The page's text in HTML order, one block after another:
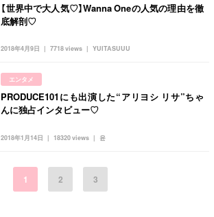
2018年4月9日 YUITASUUU
7718 views
【世界中で大人気♡】Wanna Oneの人気の理由を徹
底解剖♡
エンタメ
2018年1月14日 윤
18320 views
PRODUCE101にも出演した“アリヨシ リサ”ちゃ
んに独占インタビュー♡
1 2 3